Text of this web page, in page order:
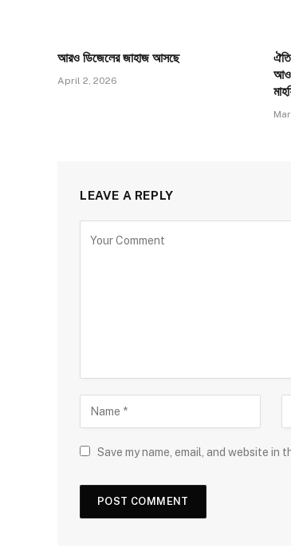
আরও ডিজেলের জাহাজ আসছে
April 2, 2026
LEAVE A REPLY
Save my name, email, and website in